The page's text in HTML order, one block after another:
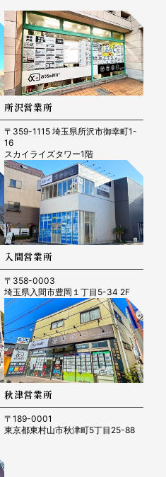
所沢営業所
〒359-1115 埼玉県所沢市御幸町1-
16
スカイライズタワー1階
入間営業所
〒358-0003
埼玉県入間市豊岡１丁目5-34 2F
秋津営業所
〒189-0001
東京都東村山市秋津町5丁目25-88